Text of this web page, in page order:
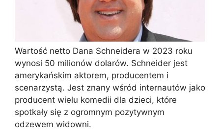
Wartość netto Dana Schneidera w 2023 roku
wynosi 50 milionów dolarów. Schneider jest
amerykańskim aktorem, producentem i
scenarzystą. Jest znany wśród internautów jako
producent wielu komedii dla dzieci, które
spotkały się z ogromnym pozytywnym
odzewem widowni.